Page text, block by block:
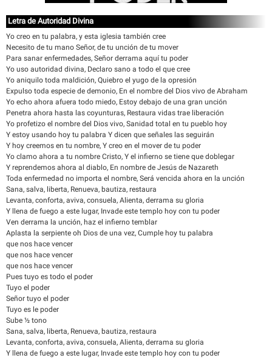
Letra de Autoridad Divina
Yo creo en tu palabra, y esta iglesia también cree
Necesito de tu mano Señor, de tu unción de tu mover
Para sanar enfermedades, Señor derrama aquí tu poder
Yo uso autoridad divina, Declaro sano a todo el que cree
Yo aniquilo toda maldición, Quiebro el yugo de la opresión
Expulso toda especie de demonio, En el nombre del Dios vivo de Abraham
Yo echo ahora afuera todo miedo, Estoy debajo de una gran unción
Penetra ahora hasta las coyunturas, Restaura vidas trae liberación
Yo profetizo el nombre del Dios vivo, Sanidad total en tu pueblo hoy
Y estoy usando hoy tu palabra Y dicen que señales las seguirán
Y hoy creemos en tu nombre, Y creo en el mover de tu poder
Yo clamo ahora a tu nombre Cristo, Y el infierno se tiene que doblegar
Y reprendemos ahora al diablo, En nombre de Jesús de Nazareth
Toda enfermedad no importa el nombre, Será vencida ahora en la unción
Sana, salva, liberta, Renueva, bautiza, restaura
Levanta, conforta, aviva, consuela, Alienta, derrama su gloria
Y llena de fuego a este lugar, Invade este templo hoy con tu poder
Ven derrama la unción, haz el infierno temblar
Aplasta la serpiente oh Dios de una vez, Cumple hoy tu palabra
que nos hace vencer
que nos hace vencer
que nos hace vencer
Pues tuyo es todo el poder
Tuyo el poder
Señor tuyo el poder
Tuyo es le poder
Sube ½ tono
Sana, salva, liberta, Renueva, bautiza, restaura
Levanta, conforta, aviva, consuela, Alienta, derrama su gloria
Y llena de fuego a este lugar, Invade este templo hoy con tu poder